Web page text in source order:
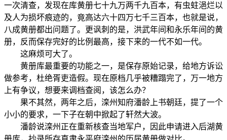
一次清查，发现在库黄册七十九万两千九百本，有虫蛀浥烂以
及人为损坏痕迹的，竟高达六十四万七千三百本，也就是说，
八成黄册都出问题了。更讽刺的是，洪武年间和永乐年间的黄
册，反而保存完好的比例最高，接下来的一代不如一代。
这麻烦可大了。
黄册库最重要的功能之一，是保存原始记录，给地方诉讼
做参考，杜绝胥吏造假。现在原档几乎被糟蹋完了，万一地方
上有争议，想要来调档查阅，该怎么办？
果不其然，两年之后，滦州知府潘龄上书朝廷，提了一个
小小的要求，一下子在朝中掀起了轩然大波。
潘龄说滦州正在重新核查当地军户，因此申请进入后湖黄